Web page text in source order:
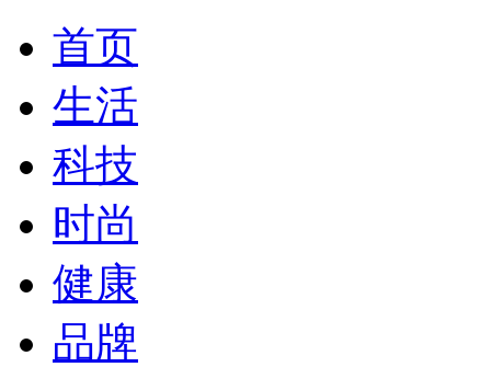
首页
生活
科技
时尚
健康
品牌